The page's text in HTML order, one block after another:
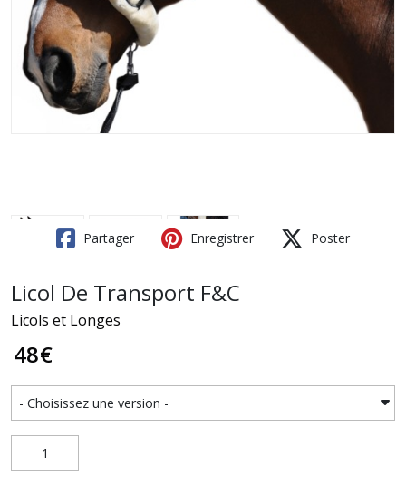
Partager Enregistrer Poster
Licol De Transport F&C
Licols et Longes
48€